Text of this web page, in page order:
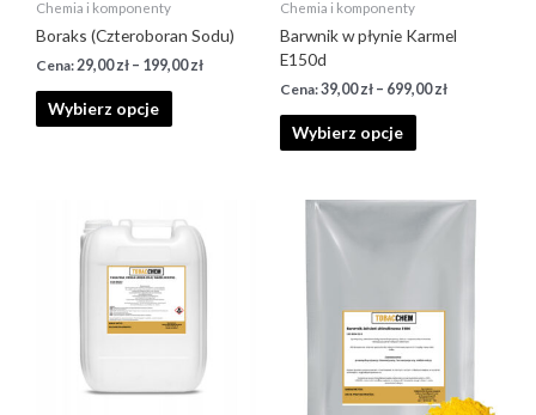
Chemia i komponenty
Boraks (Czteroboran Sodu)
29,00zł – 199,00zł
Wybierz opcje
Chemia i komponenty
Barwnik w płynie Karmel
E150d
39,00zł – 699,00zł
Wybierz opcje